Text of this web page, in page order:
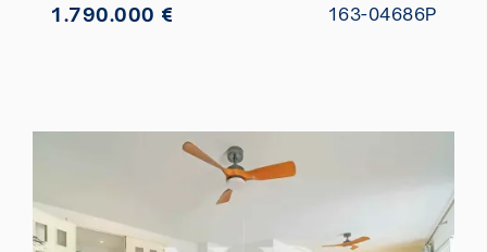
1.790.000 € 163-04686P